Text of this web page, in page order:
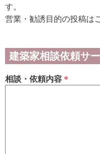
す。
営業・勧誘目的の投稿は
建築家相談依頼サ
相談・依頼内容 *